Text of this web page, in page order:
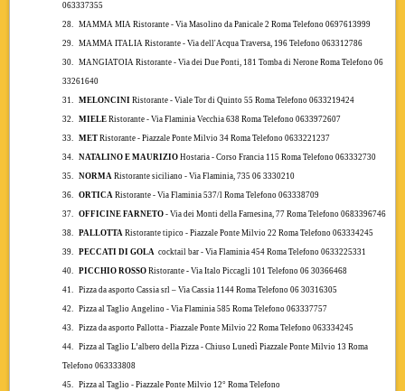
063337355
28. MAMMA MIA Ristorante - Via Masolino da Panicale 2 Roma Telefono 0697613999
29. MAMMA ITALIA Ristorante - Via dell'Acqua Traversa, 196 Telefono 063312786
30. MANGIATOIA Ristorante - Via dei Due Ponti, 181 Tomba di Nerone Roma Telefono 06
33261640
31. MELONCINI Ristorante - Viale Tor di Quinto 55 Roma Telefono 0633219424
32. MIELE Ristorante - Via Flaminia Vecchia 638 Roma Telefono 0633972607
33. MET Ristorante - Piazzale Ponte Milvio 34 Roma Telefono 0633221237
34. NATALINO E MAURIZIO Hostaria - Corso Francia 115 Roma Telefono 063332730
35. NORMA Ristorante siciliano - Via Flaminia, 735 06 3330210
36. ORTICA Ristorante - Via Flaminia 537/l Roma Telefono 063338709
37. OFFICINE FARNETO - Via dei Monti della Farnesina, 77 Roma Telefono 0683396746
38. PALLOTTA Ristorante tipico - Piazzale Ponte Milvio 22 Roma Telefono 063334245
39. PECCATI DI GOLA cocktail bar - Via Flaminia 454 Roma Telefono 0633225331
40. PICCHIO ROSSO Ristorante - Via Italo Piccagli 101 Telefono 06 30366468
41. Pizza da asporto Cassia srl – Via Cassia 1144 Roma Telefono 06 30316305
42. Pizza al Taglio Angelino - Via Flaminia 585 Roma Telefono 063337757
43. Pizza da asporto Pallotta - Piazzale Ponte Milvio 22 Roma Telefono 063334245
44. Pizza al Taglio L’albero della Pizza - Chiuso Lunedì Piazzale Ponte Milvio 13 Roma
Telefono 063333808
45. Pizza al Taglio - Piazzale Ponte Milvio 12° Roma Telefono